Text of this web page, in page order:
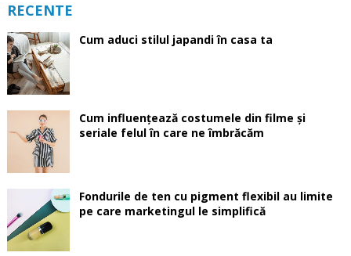
RECENTE
Cum aduci stilul japandi în casa ta
Cum influențează costumele din filme și
seriale felul în care ne îmbrăcăm
Fondurile de ten cu pigment flexibil au limite
pe care marketingul le simplifică